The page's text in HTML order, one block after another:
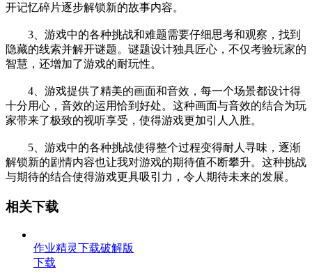
开记忆碎片逐步解锁新的故事内容。
3、游戏中的各种挑战和难题需要仔细思考和观察，找到
隐藏的线索并解开谜题。谜题设计独具匠心，不仅考验玩家的
智慧，还增加了游戏的耐玩性。
4、游戏提供了精美的画面和音效，每一个场景都设计得
十分用心，音效的运用恰到好处。这种画面与音效的结合为玩
家带来了极致的视听享受，使得游戏更加引人入胜。
5、游戏中的各种挑战使得整个过程变得耐人寻味，逐渐
解锁新的剧情内容也让我对游戏的期待值不断攀升。这种挑战
与期待的结合使得游戏更具吸引力，令人期待未来的发展。
相关下载
作业精灵下载破解版
下载